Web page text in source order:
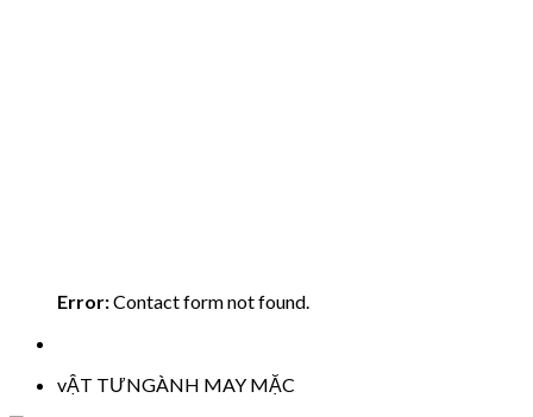
Error:Contact form not found.
vẬT TƯNGÀNH MAY MẶC